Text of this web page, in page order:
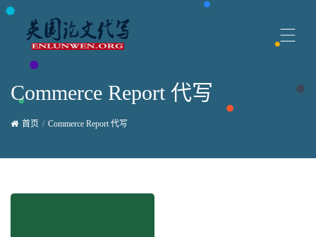
Commerce Report 代写
首页 Commerce Report 代写